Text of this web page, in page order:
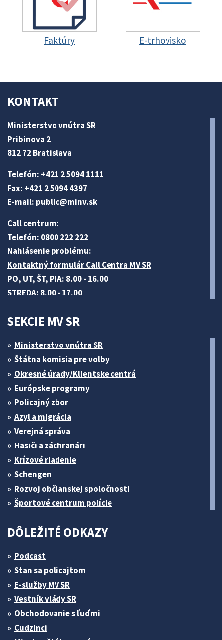
Faktúry E-trhovisko
KONTAKT
Ministerstvo vnútra SR
Pribinova 2
812 72 Bratislava
Telefón: +421 2 5094 1111
Fax: +421 2 5094 4397
E-mail: public@minv.sk
Call centrum:
Telefón: 0800 222 222
Nahlásenie problému:
Kontaktný formulár Call Centra MV SR
PO, UT, ŠT, PIA: 8.00 - 16.00
STREDA: 8.00 - 17.00
SEKCIE MV SR
Ministerstvo vnútra SR
Štátna komisia pre volby
Okresné úrady/Klientske centrá
Európske programy
Policajný zbor
Azyl a migrácia
Verejná správa
Hasiči a záchranári
Krízové riadenie
Schengen
Rozvoj občianskej spoločnosti
Športové centrum polície
DÔLEŽITÉ ODKAZY
Podcast
Stan sa policajtom
E-služby MV SR
Vestník vlády SR
Obchodovanie s ľuďmi
Cudzinci